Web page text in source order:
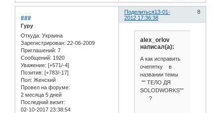
Поделиться 8
13-01-
2012 17:36:38
###
Гуру
Откуда: Украина
Зарегистрирован: 22-06-2009
Приглашений: 7
Сообщений: 1920
Уважение: [+571/-4]
Позитив: [+783/-17]
Пол: Женский
Провел на форуме:
2 месяца 5 дней
Последний визит:
02-10-2017 23:38:54
alex_orlov
написал(а):
А как исправить
очепятку в
названии темы
"" ТЕЛО ДЯ
SOLODWORKS""
?